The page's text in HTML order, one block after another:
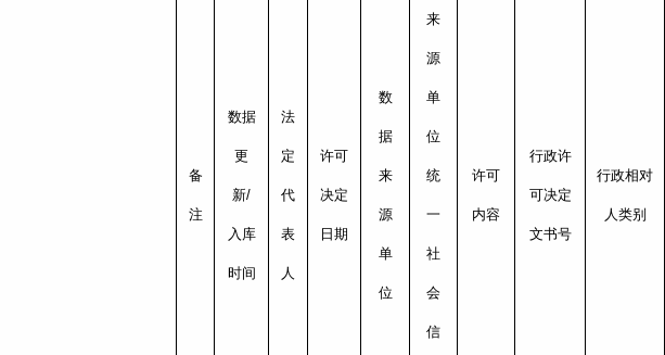
备
注
数据
更
新/
入库
时间
法
定
代
表
人
许可
决定
日期
数
据
来
源
单
位
来
源
单
位
统
一
社
会
信
许可
内容
行政许
可决定
文书号
行政相对
人类别